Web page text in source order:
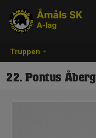
Truppen
Åmåls SK
A-lag
22. Pontus Åberg